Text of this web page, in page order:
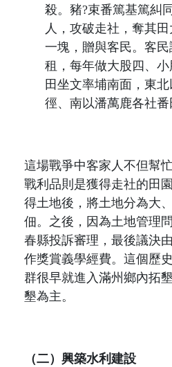
殺。豬?束番篤基篤糾
人，攻破走社，奪其
一塊，贈與客民。客
租，每年做大股四、
田坐文率埔南面，東
徑、南以潘萬鹿各社番
這場戰爭中客家人不但幫
戰利品則是獲得走社的田
得土地後，將土地分為大
佃。之後，因為土地管理
春縣投訴審理，最後議決
作獎賞義學經費。這個歷
群很早就進入滿州鄉內拓
墾為主。
（二）興築水利建設